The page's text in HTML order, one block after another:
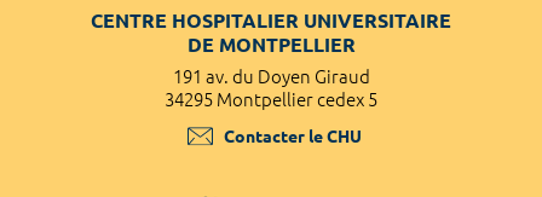
CENTRE HOSPITALIER UNIVERSITAIRE
DE MONTPELLIER
191 av. du Doyen Giraud
34295 Montpellier cedex 5
Contacter le CHU